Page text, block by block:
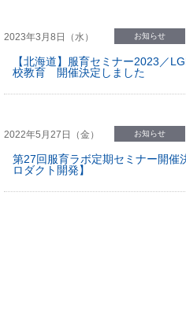
2023年3月8日（水） お知らせ
【北海道】服育セミナー2023／
校教育 開催決定しました
2022年5月27日（金） お知らせ
第27回服育ラボ定期セミナー開催
ロダクト開発】